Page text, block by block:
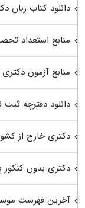
دانلود کتاب زبان
منابع استعداد
منابع آزمون دکتری
دانلود دفترچه
دکتری خارج از
دکتری بدون
آخرین فهرست